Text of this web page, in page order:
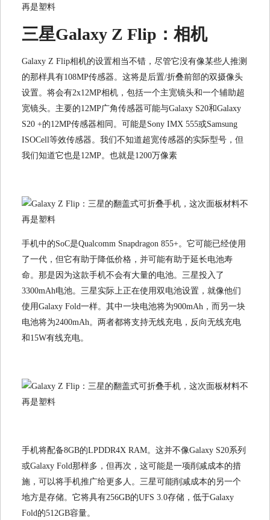
三星Galaxy Z Flip：相机
Galaxy Z Flip相机的设置相当不错，尽管它没有像某些人推测
的那样具有108MP传感器。这将是后置/折叠前部的双摄像头
设置。将会有2x12MP相机，包括一个主宽镜头和一个辅助超
宽镜头。主要的12MP广角传感器可能与Galaxy S20和G​​alaxy
S20 +的12MP传感器相同。可能是Sony IMX 555或Samsung
ISOCell等效传感器。我们不知道超宽传感器的实际型号，但
我们知道它也是12MP。也就是1200万像素
手机中的SoC是Qualcomm Snapdragon 855+。它可能已经使用
了一代，但它有助于降低价格，并可能有助于延长电池寿
命。那是因为这款手机不会有大量的电池。三星投入了
3300mAh电池。三星实际上正在使用双电池设置，就像他们
使用Galaxy Fold一样。其中一块电池将为900mAh，而另一块
电池将为2400mAh。两者都将支持无线充电，反向无线充电
和15W有线充电。
手机将配备8GB的LPDDR4X RAM。这并不像Galaxy S20系列
或Galaxy Fold那样多，但再次，这可能是一项削减成本的措
施，可以将手机推广给更多人。三星可能削减成本的另一个
地方是存储。它将具有256GB的UFS 3.0存储，低于Galaxy
Fold的512GB容量。